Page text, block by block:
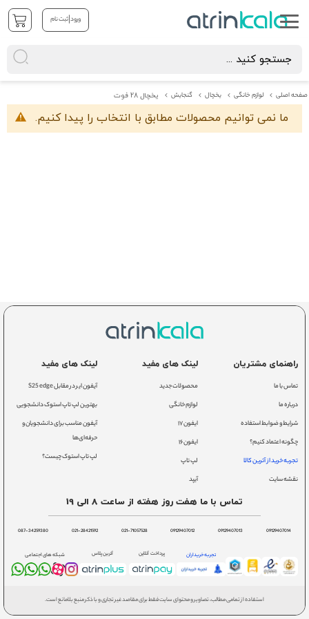
ورود|ثبت نام
صفحه اصلی لوازم خانگی یخچال گنجایش یخچال 28 فوت
ما نمی توانیم محصولات مطابق با انتخاب را پیدا کنیم.
راهنمای مشتریان
تماس با ما
درباره ما
شرایط و ضوابط استفاده
چگونه اعتماد کنیم؟
تجربه خرید از آترین کالا
نقشه سایت
لینک های مفید
محصولات جدید
لوازم خانگی
ایفون ۱۷
ایفون ۱۶
لپ تاپ
آیپد
لینک های مفید
آیفون ایر در مقابل S25 edge
بهترین لپ تاپ استوک دانشجویی
آیفون مناسب برای دانشجویان و
حرفه‌ای‌ها
لپ تاپ استوک چیست؟
تماس با ما هفت روز هفته از ساعت 8 الی 19
09129407014
09129407013
09129407012
021-71057528
021-28421592
087-34259380
تجربه خریداران پرداخت آنلاین آترین پلاس شبکه های اجتماعی
استفاده از تمامی مطالب، تصاویر و محتوای سایت فقط برای مقاصد غیر تجاری و با ذکر منبع بلامانع است.